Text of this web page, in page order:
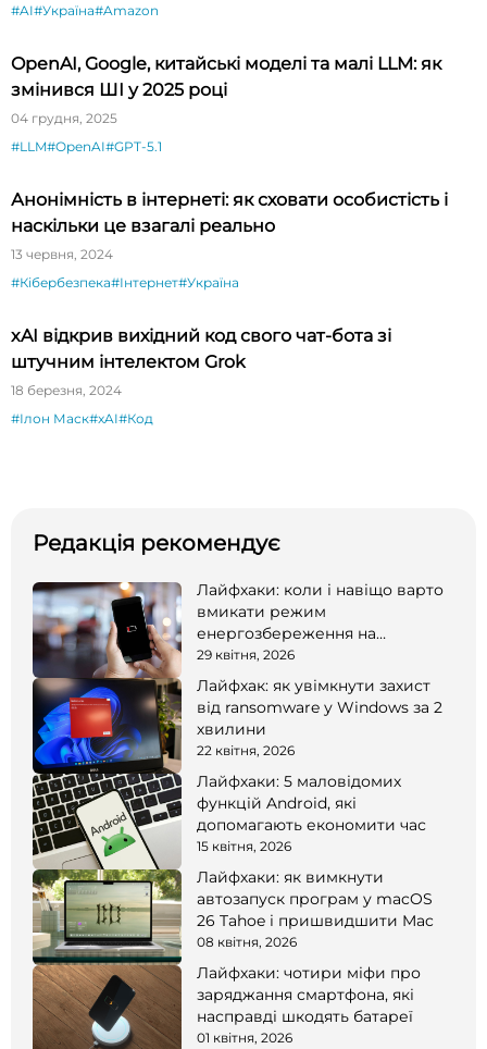
#AI#Україна#Amazon
OpenAI, Google, китайські моделі та малі LLM: як
змінився ШІ у 2025 році
04 грудня, 2025
#LLM#OpenAI#GPT-5.1
Анонімність в інтернеті: як сховати особистість і
наскільки це взагалі реально
13 червня, 2024
#Кібербезпека#Інтернет#Україна
xAI відкрив вихідний код свого чат-бота зі
штучним інтелектом Grok
18 березня, 2024
#Ілон Маск#xAI#Код
Редакція рекомендує
Лайфхаки: коли і навіщо варто
вмикати режим
енергозбереження на
смартфоні
29 квітня, 2026
Лайфхак: як увімкнути захист
від ransomware у Windows за 2
хвилини
22 квітня, 2026
Лайфхаки: 5 маловідомих
функцій Android, які
допомагають економити час
15 квітня, 2026
Лайфхаки: як вимкнути
автозапуск програм у macOS
26 Tahoe і пришвидшити Mac
08 квітня, 2026
Лайфхаки: чотири міфи про
заряджання смартфона, які
насправді шкодять батареї
01 квітня, 2026